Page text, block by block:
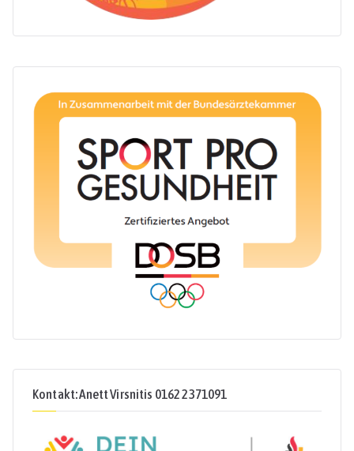
Kontakt: Anett Virsnitis 0162 2371091